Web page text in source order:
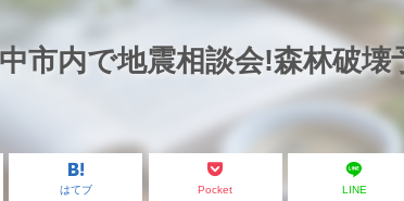
市内で地震相談会!森林破壊
はてブ Pocket LINE